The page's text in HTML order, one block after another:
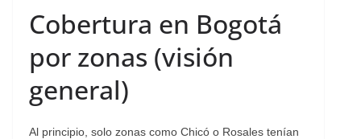
Cobertura en Bogotá
por zonas (visión
general)
Al principio, solo zonas como Chicó o Rosales tenían